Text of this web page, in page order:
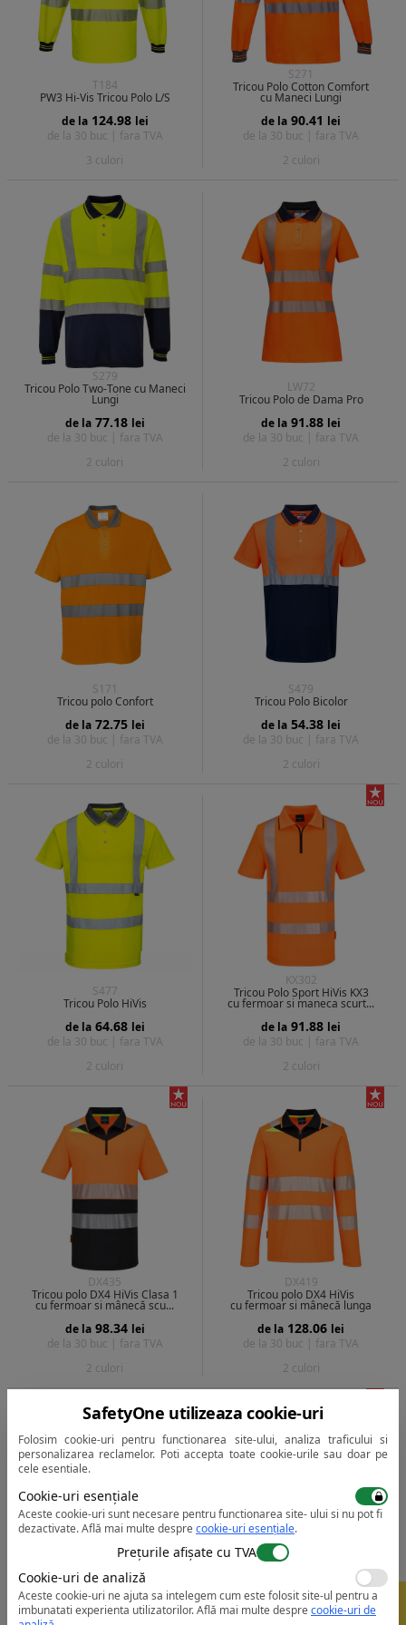
T184
PW3 Hi-Vis Tricou Polo L/S
de la 124.98 lei
de la 30 buc | fara TVA
3 culori
S271
Tricou Polo Cotton Comfort
cu Maneci Lungi
de la 90.41 lei
de la 30 buc | fara TVA
2 culori
S279
Tricou Polo Two-Tone cu Maneci
Lungi
de la 77.18 lei
de la 30 buc | fara TVA
2 culori
LW72
Tricou Polo de Dama Pro
de la 91.88 lei
de la 30 buc | fara TVA
2 culori
S171
Tricou polo Confort
de la 72.75 lei
de la 30 buc | fara TVA
2 culori
S479
Tricou Polo Bicolor
de la 54.38 lei
de la 30 buc | fara TVA
2 culori
S477
Tricou Polo HiVis
de la 64.68 lei
de la 30 buc | fara TVA
2 culori
KX302
Tricou Polo Sport HiVis KX3
cu fermoar si maneca scurt...
de la 91.88 lei
de la 30 buc | fara TVA
2 culori
DX435
Tricou polo DX4 HiVis Clasa 1
cu fermoar si mânecă scu...
de la 98.34 lei
de la 30 buc | fara TVA
2 culori
DX419
Tricou polo DX4 HiVis
cu fermoar si mânecă lunga
de la 128.06 lei
de la 30 buc | fara TVA
2 culori
RT22
Tricou Polo HiVis cu Mâneci Scurte
RIS
Tricou polo HiVis ES1 Essential
maneca lunga
SafetyOne utilizeaza cookie-uri
Folosim cookie-uri pentru functionarea site-ului, analiza traficului si
personalizarea reclamelor. Poti accepta toate cookie-urile sau doar pe
cele esentiale.
Cookie-uri esențiale
Aceste cookie-uri sunt necesare pentru functionarea site- ului si nu pot fi
dezactivate.Află mai multe desprecookie-uri esențiale.
Prețurile afișate cu TVA
Cookie-uri de analiză
Aceste cookie-uri ne ajuta sa intelegem cum este folosit site-ul pentru a
imbunatati experienta utilizatorilor.Află mai multe desprecookie-uri de